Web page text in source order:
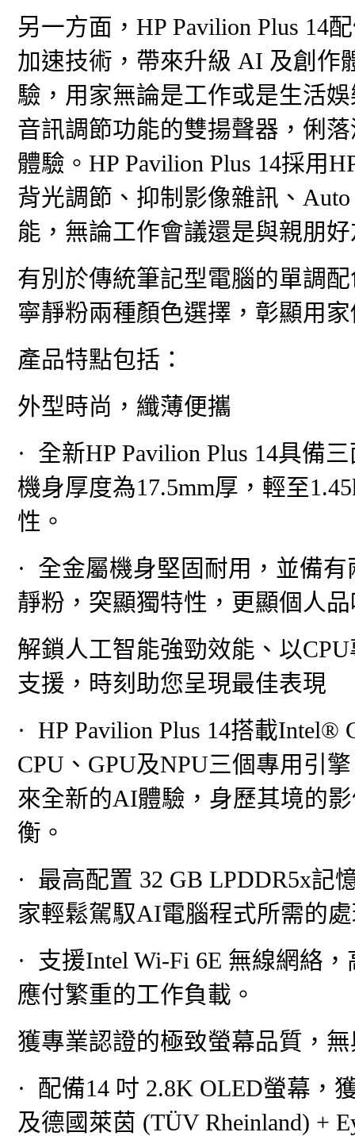
另一方面，HP Pavilion Plus 14
加速技術，帶來升級 AI 及創作
驗，用家無論是工作或是生活
音訊調節功能的雙揚聲器，俐
體驗。HP Pavilion Plus 14採用
背光調節、抑制影像雜訊、
能，無論工作會議還是與親朋
有別於傳統筆記型電腦的單調
寧靜粉兩種顏色選擇，彰顯用
產品特點包括：
外型時尚，纖薄便攜
· 全新HP Pavilion Plus 14具備
機身厚度為17.5mm厚，輕至
性。
· 全金屬機身堅固耐用，並備
靜粉，突顯獨特性，更顯個人
解鎖人工智能強勁效能、以
支援，時刻助您呈現最佳表現
· HP Pavilion Plus 14搭載
CPU、GPU及NPU三個專用引
來全新的AI體驗，身歷其境的
衡。
· 最高配置 32 GB LPDDR5x記
家輕鬆駕馭AI電腦程式所需的
· 支援Intel Wi-Fi 6E 無線網絡
應付繁重的工作負載。
獲專業認證的極致螢幕品質，
· 配備14 吋 2.8K OLED螢幕，
及德國萊茵 (TÜV Rheinland) +